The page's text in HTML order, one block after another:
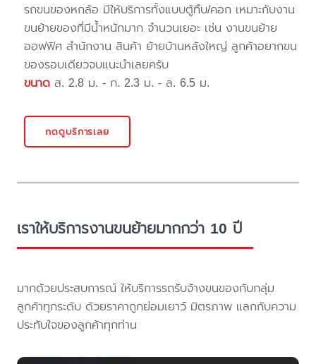
รถขนของหกล้อ มีให้บริการทั้งแบบตู้ทึบ/คอก เหมาะกับงาน
ขนย้ายของที่มีน้ำหนักมาก จำนวนเยอะ เช่น งานขนย้าย
ออฟฟิศ สำนักงาน สินค้า ย้ายบ้านหลังใหญ่ ลูกค้าอยากขน
ของรอบเดียวจบแนะนำเลยครับ
ขนาด ส. 2.8 ม. - ก. 2.3 ม. - ล. 6.5 ม.
กดดูบริการเลย
เราให้บริการงานขนย้ายมากกว่า 10 ปี
มากด้วยประสบการณ์ ให้บริการรถรับจ้างขนของกับกลุ่ม
ลูกค้าทุกระดับ ด้วยราคาถูกย่อมเยาว์ มิตรภาพ แลกกับความ
ประทับใจของลูกค้าทุกท่าน